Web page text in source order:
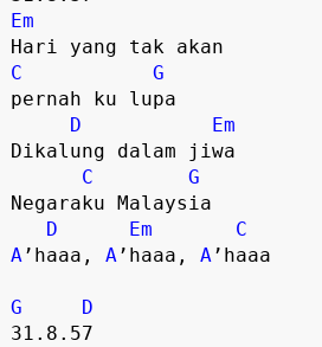
Em
C
G
pernah ku lupa
D
Em
Dikalung dalam jiwa
C
G
Negaraku Malaysia
D
Em
C
A’haaa, A’haaa, A’haaa
G
D